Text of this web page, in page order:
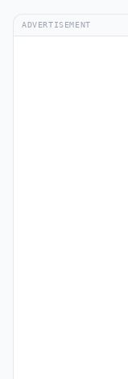
ADVERTISEMENT